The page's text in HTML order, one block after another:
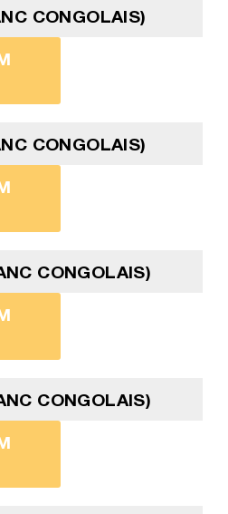
CONGOLAIS)
CONGOLAIS)
CONGOLAIS)
CONGOLAIS)